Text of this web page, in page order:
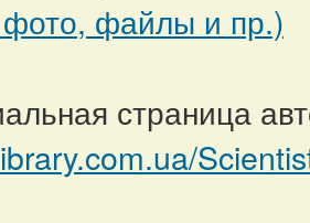
фото, файлы и пр.)
страница